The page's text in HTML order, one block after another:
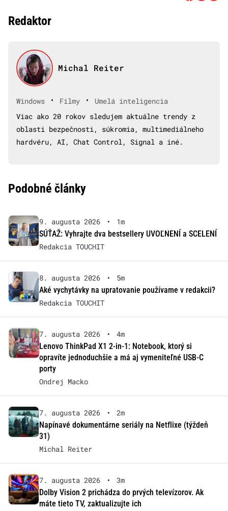
Redaktor
Michal Reiter
Windows • Filmy •
Umelá inteligencia
Viac ako 20 rokov sledujem aktuálne trendy z
oblasti bezpečnosti, súkromia, multimediálneho
hardvéru, AI, Chat Control, Signal a iné.
Podobné články
9. augusta 2026 •
1m
SÚŤAŽ: Vyhrajte dva bestsellery UVOĽNENÍ a SCELENÍ
Redakcia TOUCHIT
8. augusta 2026 •
5m
Aké vychytávky na upratovanie používame v redakcii?
Redakcia TOUCHIT
7. augusta 2026 •
4m
Lenovo ThinkPad X1 2-in-1: Notebook, ktorý si
opravíte jednoduchšie a má aj vymeniteľné USB-C
porty
Ondrej Macko
7. augusta 2026 •
2m
Napínavé dokumentárne seriály na Netflixe (týždeň
31)
Michal Reiter
7. augusta 2026 •
3m
Dolby Vision 2 prichádza do prvých televízorov. Ak
máte tieto TV, zaktualizujte ich